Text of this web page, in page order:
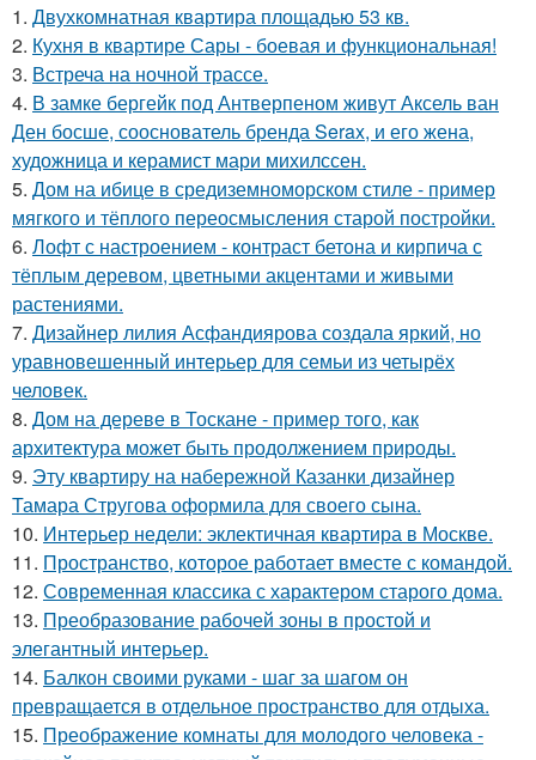
1. Двухкомнатная квартира площадью 53 кв.
2. Кухня в квартире Сары - боевая и функциональная!
3. Встреча на ночной трассе.
4. В замке бергейк под Антверпеном живут Аксель ван
Ден босше, сооснователь бренда Serax, и его жена,
художница и керамист мари михилссен.
5. Дом на ибице в средиземноморском стиле - пример
мягкого и тёплого переосмысления старой постройки.
6. Лофт с настроением - контраст бетона и кирпича с
тёплым деревом, цветными акцентами и живыми
растениями.
7. Дизайнер лилия Асфандиярова создала яркий, но
уравновешенный интерьер для семьи из четырёх
человек.
8. Дом на дереве в Тоскане - пример того, как
архитектура может быть продолжением природы.
9. Эту квартиру на набережной Казанки дизайнер
Тамара Стругова оформила для своего сына.
10. Интерьер недели: эклектичная квартира в Москве.
11. Пространство, которое работает вместе с командой.
12. Современная классика с характером старого дома.
13. Преобразование рабочей зоны в простой и
элегантный интерьер.
14. Балкон своими руками - шаг за шагом он
превращается в отдельное пространство для отдыха.
15. Преображение комнаты для молодого человека -